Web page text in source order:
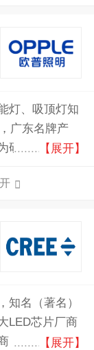
灯、吸顶灯知
广东名牌产
研发、生产和
【展开】
知名（著名）
LED芯片厂商
，为全球LED
【展开】